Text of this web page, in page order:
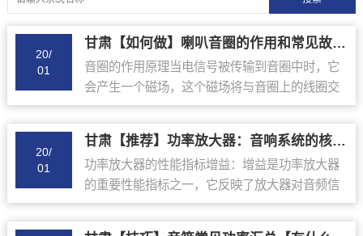
20/
01
甘肃【如何做】喇叭音圈的作用和常见故障总结【哪家好?】
音圈的作用原理当电信号被传输到音圈中时，它
会产生一个磁场，这个磁场将与音圈上的线圈交
互作用，产生一个电流。这个电流将产生一个机
械振动，导致喇叭锥体振动，从而发出声音。音
圈的性能会影...
20/
01
甘肃【推荐】功率放大器：音响系统的核心与应用实例【有哪些?】
功率放大器的性能指标增益：增益是功率放大器
的重要性能指标之一，它反映了放大器对音频信
号的放大能力。增益通常以分贝（dB）为单位表
示，分贝值越高，放大器的增益能力越强。失真